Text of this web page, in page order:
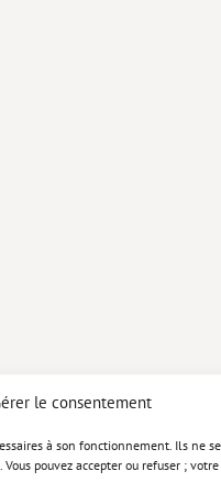
le consentement
à son fonctionnement. Ils ne
pouvez accepter ou refuser ;